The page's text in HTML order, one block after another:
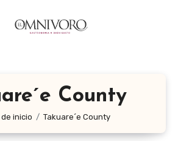
County
inicio Takuare´e County